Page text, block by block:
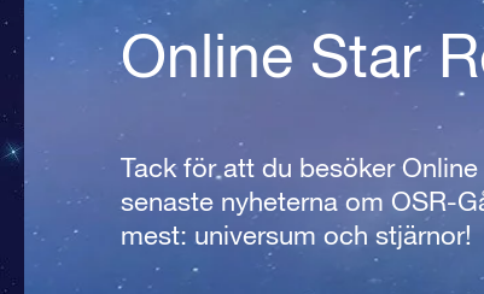
Online Star
Tack för att du besöker
senaste nyheterna om OSR-
mest: universum och stjärnor!